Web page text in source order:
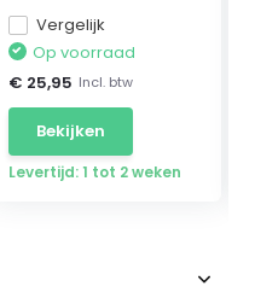
Vergelijk
Op voorraad
€ 25,95 Incl. btw
Bekijken
Levertijd: 1 tot 2 weken